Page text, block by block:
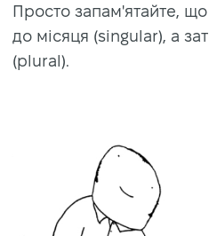
Просто запам'ятайте, що
до місяця (singular), а
(plural).